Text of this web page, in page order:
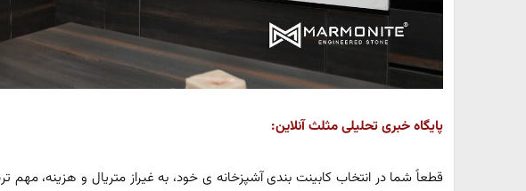
پایگاه خبری تحلیلی مثلث آنلاین:
قطعاً شما در انتخاب کابینت بندی آشپزخانه ی خود، به غیراز متریال و هزینه، مهم